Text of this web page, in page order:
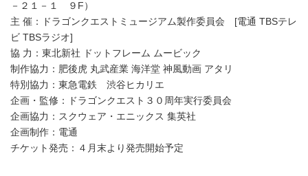
－２１－１ ９F）
主 催：ドラゴンクエストミュージアム製作委員会 [電通 TBSテレ
ビ TBSラジオ]
協 力：東北新社 ドットフレーム ムービック
制作協力：肥後虎 丸武産業 海洋堂 神風動画 アタリ
特別協力：東急電鉄 渋谷ヒカリエ
企画・監修：ドラゴンクエスト３０周年実行委員会
企画協力：スクウェア・エニックス 集英社
企画制作：電通
チケット発売：４月末より発売開始予定